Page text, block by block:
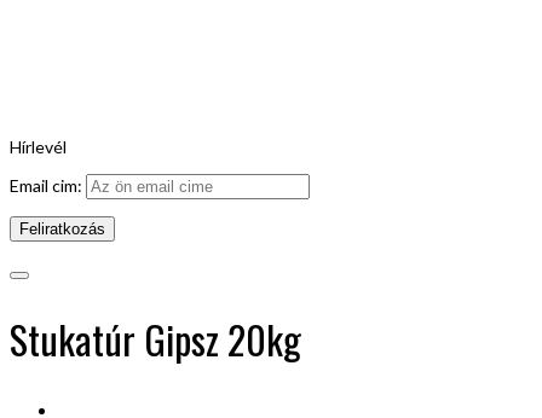
Hírlevél
Email cim:
Stukatúr Gipsz 20kg